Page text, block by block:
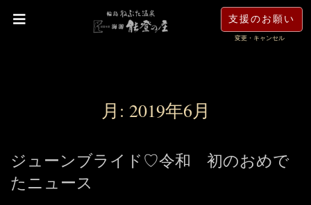
支援のお願い
変更・キャンセル
月: 2019年6月
ジューンブライド♡令和 初のおめで
たニュース